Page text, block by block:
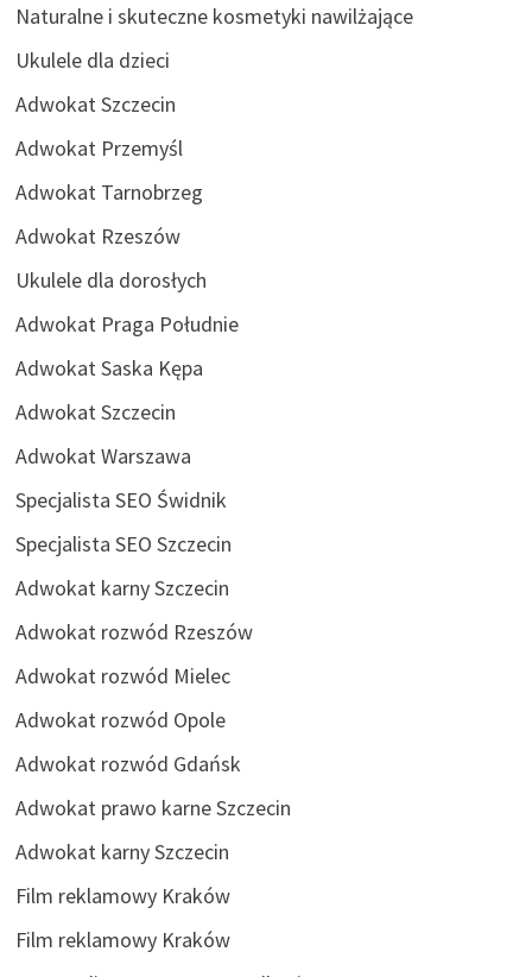
Naturalne i skuteczne kosmetyki nawilżające
Ukulele dla dzieci
Adwokat Szczecin
Adwokat Przemyśl
Adwokat Tarnobrzeg
Adwokat Rzeszów
Ukulele dla dorosłych
Adwokat Praga Południe
Adwokat Saska Kępa
Adwokat Szczecin
Adwokat Warszawa
Specjalista SEO Świdnik
Specjalista SEO Szczecin
Adwokat karny Szczecin
Adwokat rozwód Rzeszów
Adwokat rozwód Mielec
Adwokat rozwód Opole
Adwokat rozwód Gdańsk
Adwokat prawo karne Szczecin
Adwokat karny Szczecin
Film reklamowy Kraków
Film reklamowy Kraków